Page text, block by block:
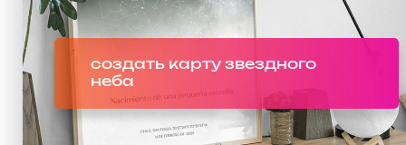
создать карту звездного
неба